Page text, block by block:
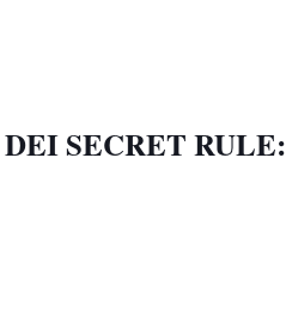
SECRET RULE: